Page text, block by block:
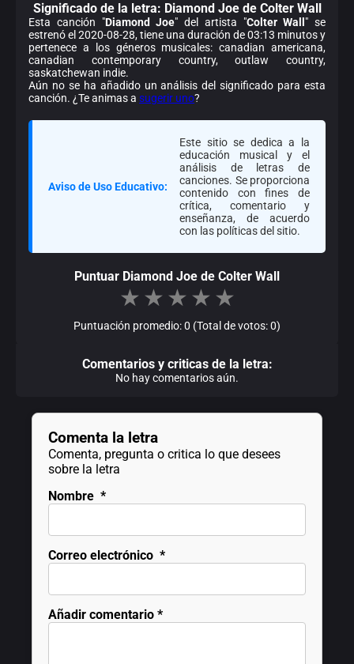
Significado de la letra: Diamond Joe de Colter Wall
Esta canción "Diamond Joe" del artista "Colter Wall " se
estrenó el 2020-08-28, tiene una duración de 03:13 minutos y
pertenece a los géneros musicales: canadian americana,
canadian contemporary country, outlaw country,
saskatchewan indie.
Aún no se ha añadido un análisis del significado para esta
canción. ¿Te animas a sugerir uno?
Aviso de Uso Educativo:
Este sitio se dedica a la
educación musical y el
análisis de letras de
canciones. Se proporciona
contenido con fines de
crítica, comentario y
enseñanza, de acuerdo
con las políticas del sitio.
Puntuar Diamond Joe de Colter Wall
★ ★ ★ ★ ★
Puntuación promedio: 0 (Total de votos: 0)
Comentarios y criticas de la letra:
No hay comentarios aún.
Comenta la letra
Comenta, pregunta o critica lo que desees
sobre la letra
Nombre *
Correo electrónico *
Añadir comentario *